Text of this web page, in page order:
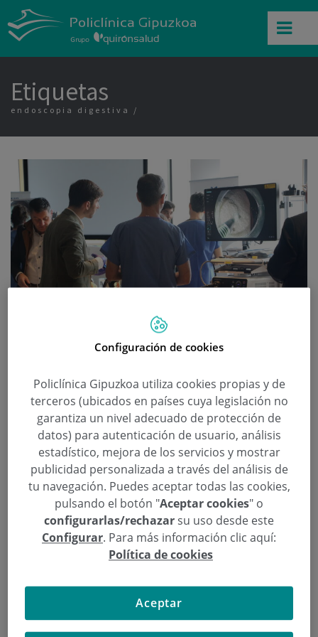
Etiquetas
endoscopia digestiva
Más de un centenar de expertos en
aparato digestivo se dan cita en
Policlínica Gipuzkoa para formarse
en una técnica pionera y
mínimamente invasiva
Categoría:Aparato Digestivo, Sin categoría,
Unidad de Endoscopia
6 de Febrero de 2025
Endoscopia del tercer espacio , endoscopia digestiva ,
Francisco Javer
Juan Arenas Ruiz-Tapiador
El servicio de Aparato Digestivo Policlínica
Gipuzkoa organiza por segundo año consecutivo
Configuración de cookies
Policlínica Gipuzkoa utiliza cookies propias y de
terceros (ubicados en países cuya legislación no
garantiza un nivel adecuado de protección de
datos) para autenticación de usuario, análisis
estadístico, mejora de los servicios y mostrar
publicidad personalizada a través del análisis de
tu navegación. Puedes aceptar todas las cookies,
pulsando el botón "Aceptar cookies" o
configurarlas/rechazarsu uso desde este
Configurar. Para más información clic aquí:
Política de cookies
Aceptar